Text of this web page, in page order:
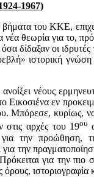
1967)
του ΚΚΕ,
νέα θε­ωρία για το,
δίδαξαν οι
ιστορική
νέους
Εικοσιένα εν
Μπόρεσε, κυρίως,
στις αρχές του 19ου
για την προώθηση,
την
για την πιο
ιστοριογραφία